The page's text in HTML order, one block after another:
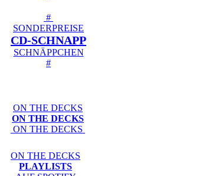
#
SONDERPREISE
CD-SCHNAPP
SCHNÄPPCHEN
#
ON THE DECKS
ON THE DECKS
ON THE DECKS
ON THE DECKS
PLAYLISTS